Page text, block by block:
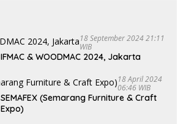
18 September 2024 21:11
WIB
IFMAC & WOODMAC 2024, Jakarta
18 April 2024
06:46 WIB
SEMAFEX (Semarang Furniture & Craft
Expo)